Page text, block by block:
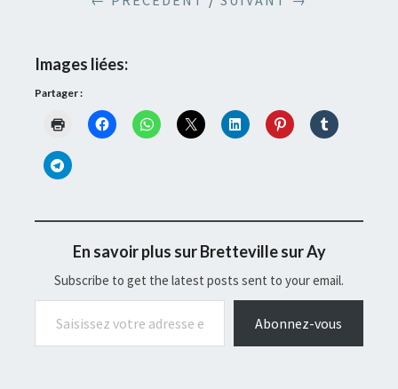
Images liées:
Partager :
En savoir plus sur Bretteville sur Ay
Subscribe to get the latest posts sent to your email.
Saisissez votre adresse e-mail…
Abonnez-vous